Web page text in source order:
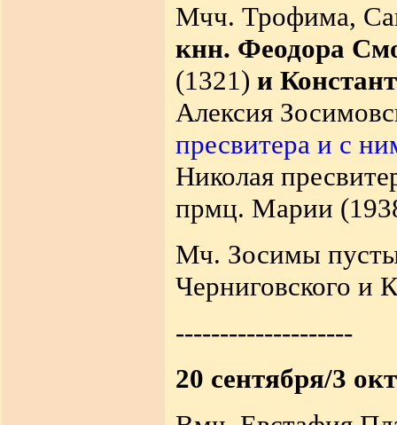
Мчч. Трофима,
кнн. Феодора
(1321) и
Алексия
пресвитера и с
Николая
прмц. Марии
Мч. Зосимы
Черниговского и
--------------------
20 сентября/3